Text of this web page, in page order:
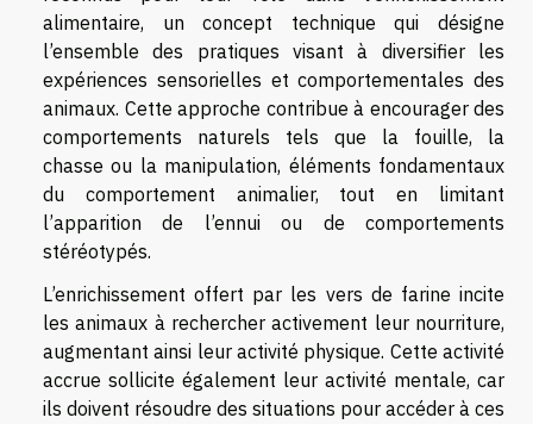
alimentaire, un concept technique qui désigne
l’ensemble des pratiques visant à diversifier les
expériences sensorielles et comportementales des
animaux. Cette approche contribue à encourager des
comportements naturels tels que la fouille, la
chasse ou la manipulation, éléments fondamentaux
du comportement animalier, tout en limitant
l’apparition de l’ennui ou de comportements
stéréotypés.
L’enrichissement offert par les vers de farine incite
les animaux à rechercher activement leur nourriture,
augmentant ainsi leur activité physique. Cette activité
accrue sollicite également leur activité mentale, car
ils doivent résoudre des situations pour accéder à ces